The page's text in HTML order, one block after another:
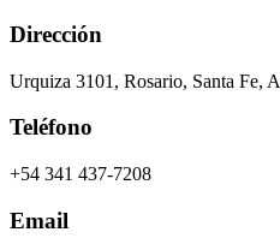
Dirección
Urquiza 3101, Rosario, Santa Fe,
Teléfono
+54 341 437-7208
Email